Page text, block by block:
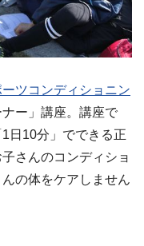
ツコンディショニン
ー」講座。講座で
日10分」でできる正
さんのコンディショ
の体をケアしません